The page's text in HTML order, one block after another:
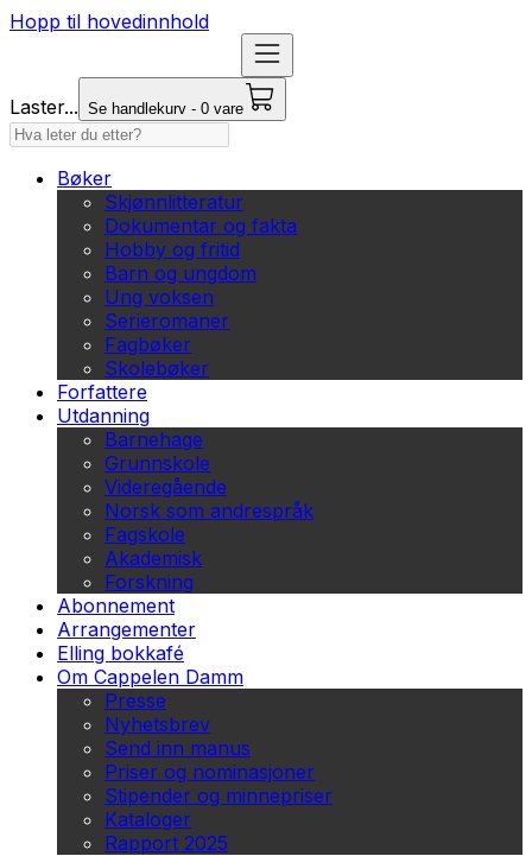
Hopp til hovedinnhold
Laster... Se handlekurv - 0 vare
Bøker
Skjønnlitteratur
Dokumentar og fakta
Hobby og fritid
Barn og ungdom
Ung voksen
Serieromaner
Fagbøker
Skolebøker
Forfattere
Utdanning
Barnehage
Grunnskole
Videregående
Norsk som andrespråk
Fagskole
Akademisk
Forskning
Abonnement
Arrangementer
Elling bokkafé
Om Cappelen Damm
Presse
Nyhetsbrev
Send inn manus
Priser og nominasjoner
Stipender og minnepriser
Kataloger
Rapport 2025